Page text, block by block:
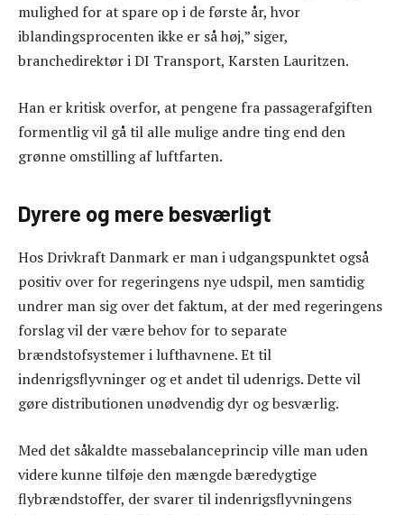
mulighed for at spare op i de første år, hvor
iblandingsprocenten ikke er så høj,” siger,
branchedirektør i DI Transport, Karsten Lauritzen.
Han er kritisk overfor, at pengene fra passagerafgiften
formentlig vil gå til alle mulige andre ting end den
grønne omstilling af luftfarten.
Dyrere og mere besværligt
Hos Drivkraft Danmark er man i udgangspunktet også
positiv over for regeringens nye udspil, men samtidig
undrer man sig over det faktum, at der med regeringens
forslag vil der være behov for to separate
brændstofsystemer i lufthavnene. Et til
indenrigsflyvninger og et andet til udenrigs. Dette vil
gøre distributionen unødvendig dyr og besværlig.
Med det såkaldte massebalanceprincip ville man uden
videre kunne tilføje den mængde bæredygtige
flybrændstoffer, der svarer til indenrigsflyvningens